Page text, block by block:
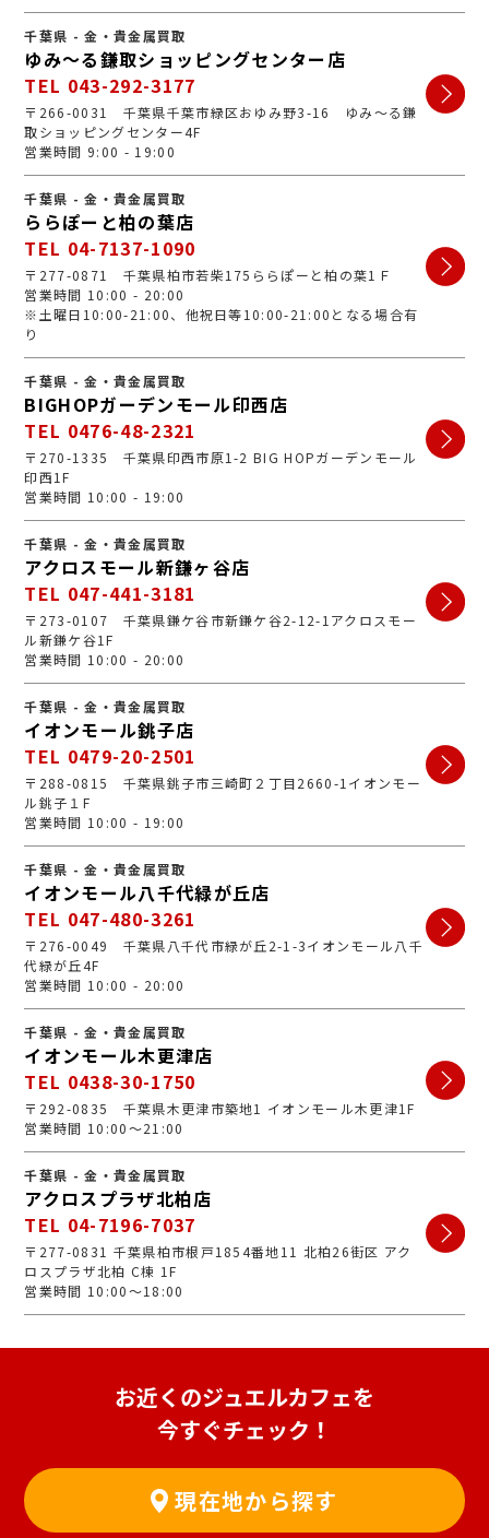
千葉県 - 金・貴金属買取
ゆみ～る鎌取ショッピングセンター店
TEL 043-292-3177
〒266-0031 千葉県千葉市緑区おゆみ野3-16 ゆみ～る鎌
取ショッピングセンター4F
営業時間 9:00 - 19:00
千葉県 - 金・貴金属買取
ららぽーと柏の葉店
TEL 04-7137-1090
〒277-0871 千葉県柏市若柴175ららぽーと柏の葉1Ｆ
営業時間 10:00 - 20:00
※土曜日10:00-21:00、他祝日等10:00-21:00となる場合有
り
千葉県 - 金・貴金属買取
BIGHOPガーデンモール印西店
TEL 0476-48-2321
〒270-1335 千葉県印西市原1-2 BIG HOPガーデンモール
印西1F
営業時間 10:00 - 19:00
千葉県 - 金・貴金属買取
アクロスモール新鎌ヶ谷店
TEL 047-441-3181
〒273-0107 千葉県鎌ケ谷市新鎌ケ谷2-12-1アクロスモー
ル新鎌ケ谷1F
営業時間 10:00 - 20:00
千葉県 - 金・貴金属買取
イオンモール銚子店
TEL 0479-20-2501
〒288-0815 千葉県銚子市三崎町２丁目2660-1イオンモー
ル銚子１F
営業時間 10:00 - 19:00
千葉県 - 金・貴金属買取
イオンモール八千代緑が丘店
TEL 047-480-3261
〒276-0049 千葉県八千代市緑が丘2-1-3イオンモール八千
代緑が丘4F
営業時間 10:00 - 20:00
千葉県 - 金・貴金属買取
イオンモール木更津店
TEL 0438-30-1750
〒292-0835 千葉県木更津市築地1 イオンモール木更津1F
営業時間 10:00～21:00
千葉県 - 金・貴金属買取
アクロスプラザ北柏店
TEL 04-7196-7037
〒277-0831 千葉県柏市根戸1854番地11 北柏26街区 アク
ロスプラザ北柏 C棟 1F
営業時間 10:00～18:00
お近くのジュエルカフェを
今すぐチェック！
現在地から探す